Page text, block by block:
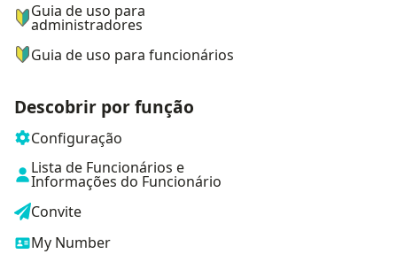
Guia de uso para
administradores
Guia de uso para funcionários
Descobrir por função
Configuração
Lista de Funcionários e
Informações do Funcionário
Convite
My Number